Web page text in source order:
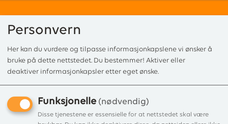
Forside/ Produkter/Peis og innsatser/ Tilleggsutstyr
Viser 14 produkter
Personvern
Her kan du vurdere og tilpasse informasjonkapslene vi ønsker å
bruke på dette nettstedet. Du bestemmer! Aktiver eller
deaktiver informasjonkapsler etter eget ønske.
Funksjonelle (nødvendig)
Disse tjenestene er essensielle for at nettstedet skal være